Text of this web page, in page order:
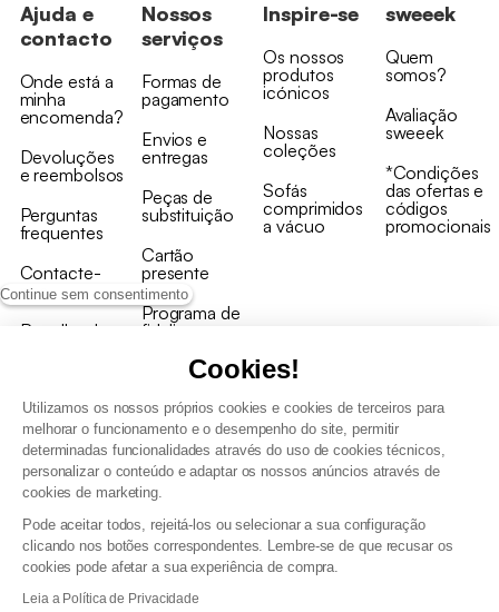
Continue sem consentimento
Cookies!
Utilizamos os nossos próprios cookies e cookies de terceiros para
melhorar o funcionamento e o desempenho do site, permitir
determinadas funcionalidades através do uso de cookies técnicos,
personalizar o conteúdo e adaptar os nossos anúncios através de
cookies de marketing.
Pode aceitar todos, rejeitá-los ou selecionar a sua configuração
clicando nos botões correspondentes. Lembre-se de que recusar os
cookies pode afetar a sua experiência de compra.
Leia a Política de Privacidade
Ajuda e
contacto
Onde está a
minha
encomenda?
Devoluções
e reembolsos
Perguntas
frequentes
Contacte-
nos
Recolha de
Nossos
serviços
Formas de
pagamento
Envios e
entregas
Peças de
substituição
Cartão
presente
Programa de
fidelizaçao
Inspire-se
Os nossos
produtos
icónicos
Nossas
coleções
Sofás
comprimidos
a vácuo
sweeek
Quem
somos?
Avaliação
sweeek
*Condições
das ofertas e
códigos
promocionais
Termos e Condições Gerais de Venda e Aviso Legal
Gestão de dados pessoais e política de cookies
Termos e condições gerais de venda pro
Declaração de Acessibilidade